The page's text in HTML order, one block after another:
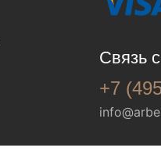
Связь
+7